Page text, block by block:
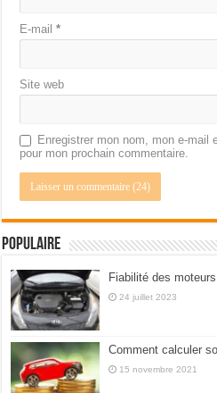
E-mail*
Site web
Enregistrer mon nom, mon e-mail
pour mon prochain commentaire.
Populaire
Fiabilité des
24 juillet 2023
Comment calculer
15 novembre 2021